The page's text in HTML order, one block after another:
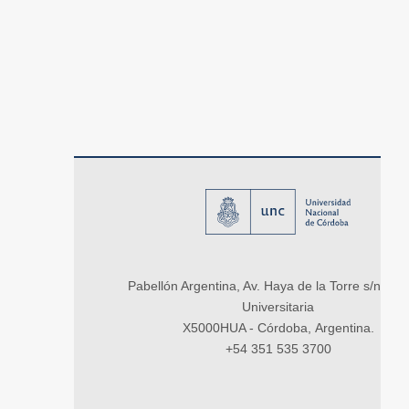
Pabellón Argentina, Av. Haya de la Torre s/n,
Universitaria
X5000HUA - Córdoba, Argentina.
+54 351 535 3700